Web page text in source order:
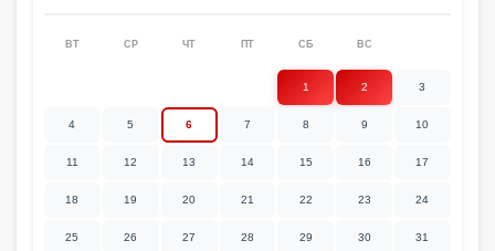
ВТ СР ЧТ ПТ СБ ВС
1 2 3
4 5 6 7 8 9 10
11 12 13 14 15 16 17
18 19 20 21 22 23 24
25 26 27 28 29 30 31